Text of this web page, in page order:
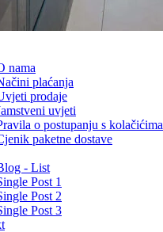
nama
plaćanja
prodaje
uvjeti
o postupanju s kolačićima
paketne dostave
- List
Post 1
Post 2
Post 3